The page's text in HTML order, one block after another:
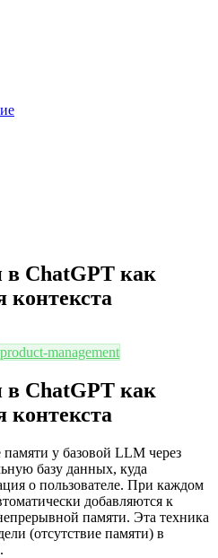
ChatGPT как
контекста
product-management
ChatGPT как
контекста
памяти у базовой LLM через
базу данных, куда
о пользователе. При каждом
добавляются к
памяти. Эта техника
(отсутствие памяти) в